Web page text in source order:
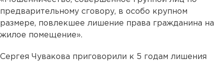
предварительному сговору, в особо крупном
размере, повлекшее лишение права гражданина на
жилое помещение».
Сергея Чувакова приговорили к 5 годам лишения